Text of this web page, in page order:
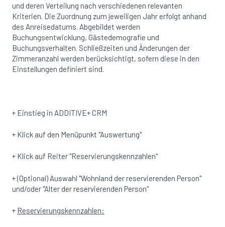
und deren Verteilung nach verschiedenen relevanten
Kriterien. Die Zuordnung zum jeweiligen Jahr erfolgt anhand
des Anreisedatums. Abgebildet werden
Buchungsentwicklung, Gästedemografie und
Buchungsverhalten. Schließzeiten und Änderungen der
Zimmeranzahl werden berücksichtigt, sofern diese in den
Einstellungen definiert sind.
+ Einstieg in ADDITIVE+ CRM
+ Klick auf den Menüpunkt "Auswertung"
+ Klick auf Reiter "Reservierungskennzahlen"
+ (Optional) Auswahl "Wohnland der reservierenden Person"
und/oder "Alter der reservierenden Person"
+ Reservierungskennzahlen: